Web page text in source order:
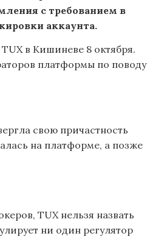
с требованием в
аккаунта.
в Кишиневе 8 октября.
платформы по поводу
свою причастность
на платформе, а позже
TUX нельзя назвать
ни один регулятор